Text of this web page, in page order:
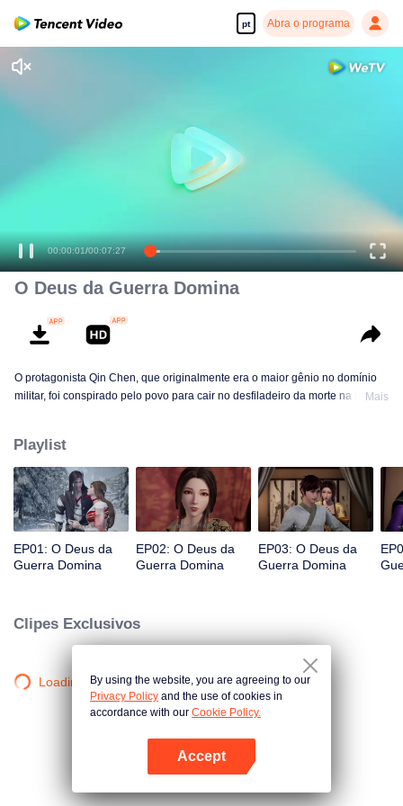
pt Abra o programa
Abra o programa
00:00:01/00:07:27
O Deus da Guerra Domina
O protagonista Qin Chen, que originalmente era o maior gênio no domínio
militar, foi conspirado pelo povo para cair no desfiladeiro da morte na terraMais
Playlist
EP01: O Deus da
Guerra Domina
EP02: O Deus da
Guerra Domina
EP03: O Deus da
Guerra Domina
Clipes Exclusivos
Loading…By using the website, you are agreeing to our
Privacy Policy and the use of cookies in
accordance with our Cookie Policy.
Accept